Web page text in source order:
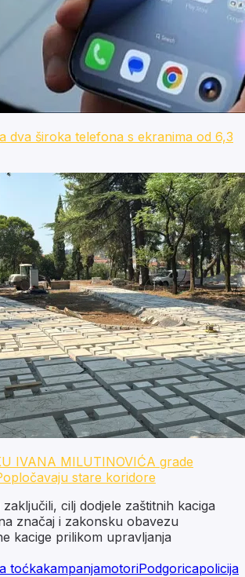
dva široka telefona s ekranima od 6,3
IVANA MILUTINOVIĆA grade
stare koridore
cilj dodjele zaštitnih kaciga
značaj i zakonsku obavezu
kacige prilikom upravljanja
toćkakampanjamotoriPodgoricapolicija